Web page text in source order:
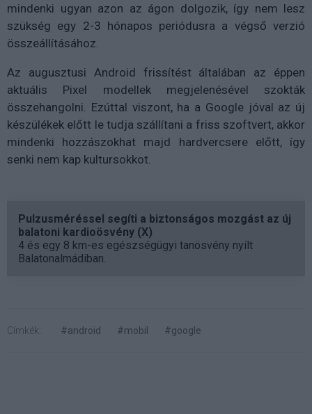
mindenki ugyan azon az ágon dolgozik, így nem lesz
szükség egy 2-3 hónapos periódusra a végső verzió
összeállításához.
Az augusztusi Android frissítést általában az éppen
aktuális Pixel modellek megjelenésével szokták
összehangolni. Ezúttal viszont, ha a Google jóval az új
készülékek előtt le tudja szállítani a friss szoftvert, akkor
mindenki hozzászokhat majd hardvercsere előtt, így
senki nem kap kultursokkot.
Pulzusméréssel segíti a biztonságos mozgást az új
balatoni kardioösvény (X)
4 és egy 8 km-es egészségügyi tanösvény nyílt
Balatonalmádiban.
Címkék: #android #mobil #google